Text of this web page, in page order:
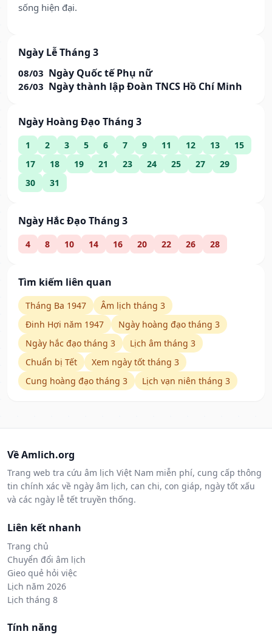
sống hiện đại.
Ngày Lễ Tháng 3
08/03 Ngày Quốc tế Phụ nữ
26/03 Ngày thành lập Đoàn TNCS Hồ Chí Minh
Ngày Hoàng Đạo Tháng 3
1 2 3 5 6 7 9 11 12 13
15
17
18 19 21 23 24 25 27
29
30
31
Ngày Hắc Đạo Tháng 3
4 8 10 14 16 20 22 26 28
Tìm kiếm liên quan
Tháng Ba 1947
Âm lịch tháng 3
Đinh Hợi năm 1947
Ngày hoàng đạo tháng 3
Ngày hắc đạo tháng 3
Lịch âm tháng 3
Chuẩn bị Tết
Xem ngày tốt tháng 3
Cung hoàng đạo tháng 3
Lịch vạn niên tháng 3
Về Amlich.org
Trang web tra cứu âm lịch Việt Nam miễn phí, cung cấp thông
tin chính xác về ngày âm lịch, can chi, con giáp, ngày tốt xấu
và các ngày lễ tết truyền thống.
Liên kết nhanh
Trang chủ
Chuyển đổi âm lịch
Gieo quẻ hỏi việc
Lịch năm 2026
Lịch tháng 8
Tính năng